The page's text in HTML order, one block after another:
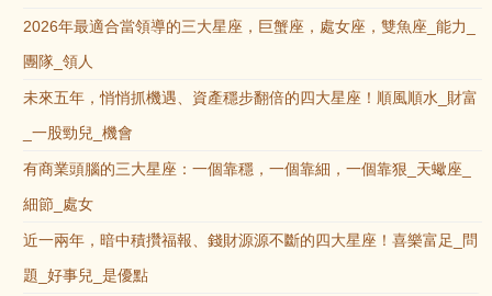
2026年最適合當領導的三大星座，巨蟹座，處女座，雙魚座_能力_
團隊_領人
未來五年，悄悄抓機遇、資產穩步翻倍的四大星座！順風順水_財富
_一股勁兒_機會
有商業頭腦的三大星座：一個靠穩，一個靠細，一個靠狠_天蠍座_
細節_處女
近一兩年，暗中積攢福報、錢財源源不斷的四大星座！喜樂富足_問
題_好事兒_是優點